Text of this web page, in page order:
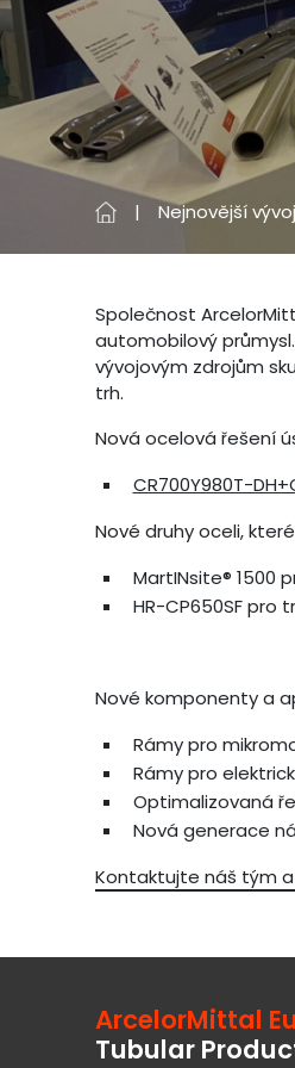
Nejnovější vývoj
Společnost
automobilový
vývojovým zdrojům
trh.
Nová ocelová řešení
CR700Y980T-
Nové druhy oceli,
MartINsite® 1500
HR-CP650SF pro
Nové komponenty a
Rámy pro
Rámy pro
Optimalizovaná
Nová generace
Kontaktujte náš tým
ArcelorMittal
Tubular